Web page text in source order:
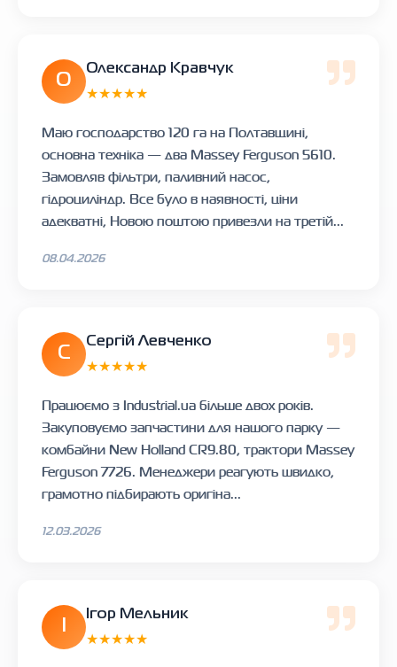
О
Олександр Кравчук
★★★★★
Маю господарство 120 га на Полтавщині,
основна техніка — два Massey Ferguson 5610.
Замовляв фільтри, паливний насос,
гідроциліндр. Все було в наявності, ціни
адекватні, Новою поштою привезли на третій...
08.04.2026
С
Сергій Левченко
★★★★★
Працюємо з Industrial.ua більше двох років.
Закуповуємо запчастини для нашого парку —
комбайни New Holland CR9.80, трактори Massey
Ferguson 7726. Менеджери реагують швидко,
грамотно підбирають оригіна...
12.03.2026
Ігор Мельник
★★★★★